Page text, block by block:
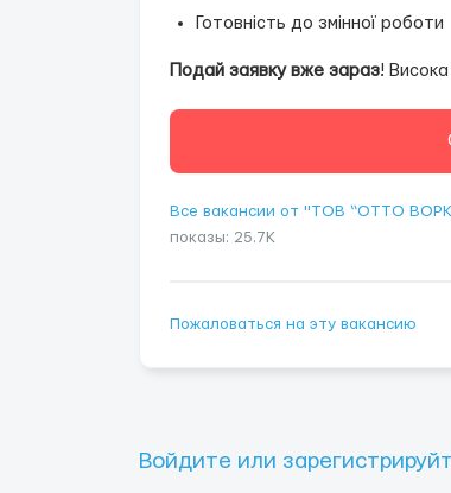
Готовність до змінної роботи
Подай заявку вже зараз!
Все вакансии от "ТОВ “ОТТО
показы: 25.7K
Пожаловаться на эту вакансию
Войдите или